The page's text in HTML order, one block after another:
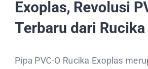
Exoplas, Revolusi
Terbaru dari Rucika
Pipa PVC-O Rucika Exoplas